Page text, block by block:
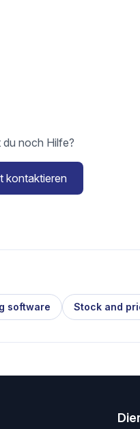
du noch Hilfe?
kontaktieren
software Stock and